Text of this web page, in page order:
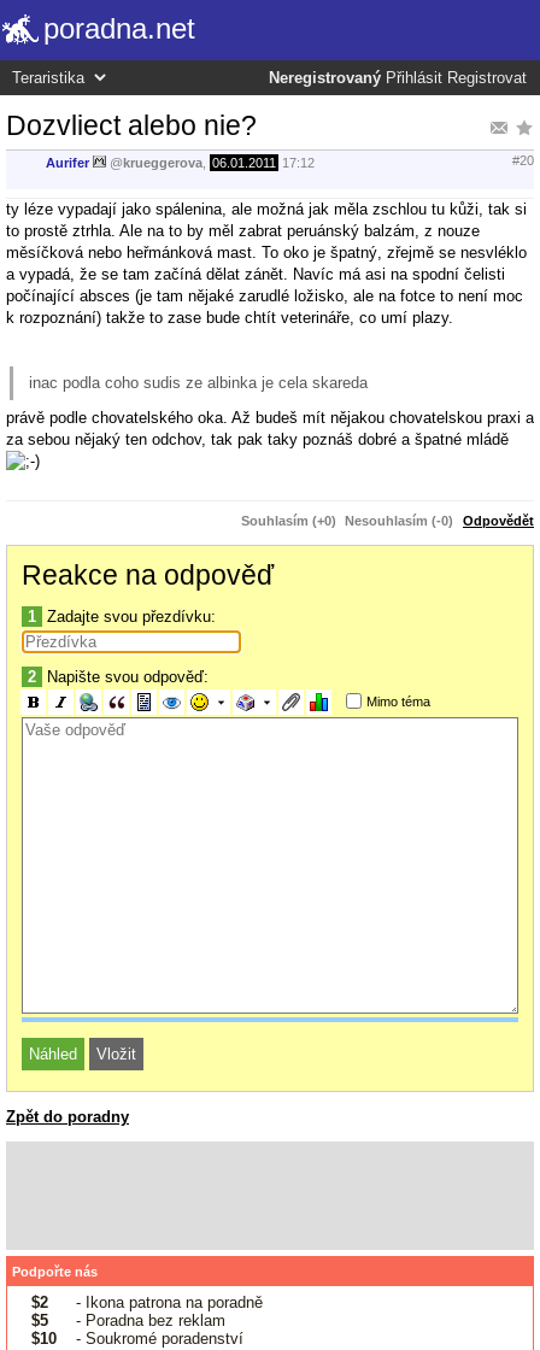
poradna.net
Neregistrovaný Přihlásit Registrovat
Dozvliect alebo nie?
Aurifer @krueggerova 06.01.2011 17:12 #20
ty léze vypadají jako spálenina, ale možná jak měla zschlou tu kůži, tak si
to prostě ztrhla. Ale na to by měl zabrat peruánský balzám, z nouze
měsíčková nebo heřmánková mast. To oko je špatný, zřejmě se nesvléklo
a vypadá, že se tam začíná dělat zánět. Navíc má asi na spodní čelisti
počínající absces (je tam nějaké zarudlé ložisko, ale na fotce to není moc
k rozpoznání) takže to zase bude chtít veterináře, co umí plazy.
inac podla coho sudis ze albinka je cela skareda
právě podle chovatelského oka. Až budeš mít nějakou chovatelskou praxi a
za sebou nějaký ten odchov, tak pak taky poznáš dobré a špatné mládě
Souhlasím (+0) Nesouhlasím (-0) Odpovědět
Reakce na odpověď
1 Zadajte svou přezdívku:
2 Napište svou odpověď:
Mimo téma
Zpět do poradny
Podpořte nás
$2
- Ikona patrona na poradně
$5
- Poradna bez reklam
$10
- Soukromé poradenství